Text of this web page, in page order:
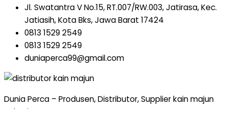
Jl. Swatantra V No.15, RT.007/RW.003, Jatirasa, Kec.
Jatiasih, Kota Bks, Jawa Barat 17424
0813 1529 2549
0813 1529 2549
duniaperca99@gmail.com
Dunia Perca – Produsen, Distributor, Supplier kain majun